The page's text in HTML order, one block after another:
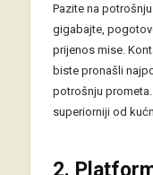
Pazite na
gigabajte,
prijenos mise.
biste pronašli
potrošnju
superiorniji od
2.